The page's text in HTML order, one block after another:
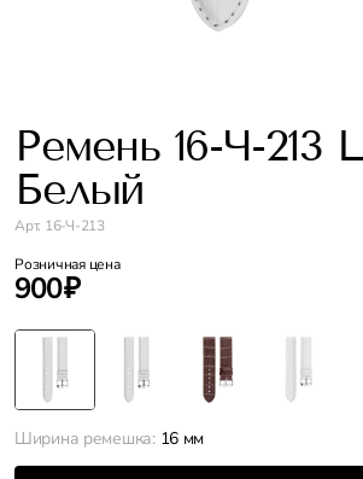
Ремень 16-Ч-213
Белый
Арт. 16-Ч-213
Ширина ремешка: 16 мм
Розничная цена
900 ₽